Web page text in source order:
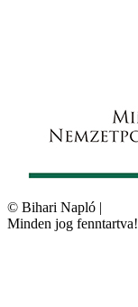
© Bihari Napló |
Minden jog fenntartva!